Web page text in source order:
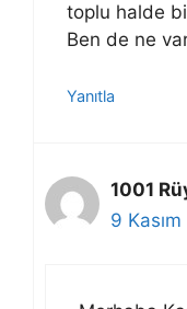
toplu halde
Ben de ne
Yanıtla
1001
9